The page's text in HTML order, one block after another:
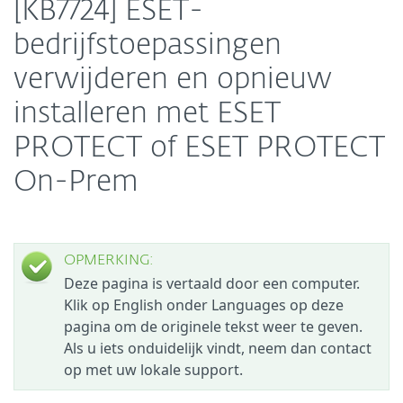
[KB7724] ESET-
bedrijfstoepassingen
verwijderen en opnieuw
installeren met ESET
PROTECT of ESET PROTECT
On-Prem
OPMERKING:
Deze pagina is vertaald door een computer.
Klik op English onder Languages op deze
pagina om de originele tekst weer te geven.
Als u iets onduidelijk vindt, neem dan contact
op met uw lokale support.